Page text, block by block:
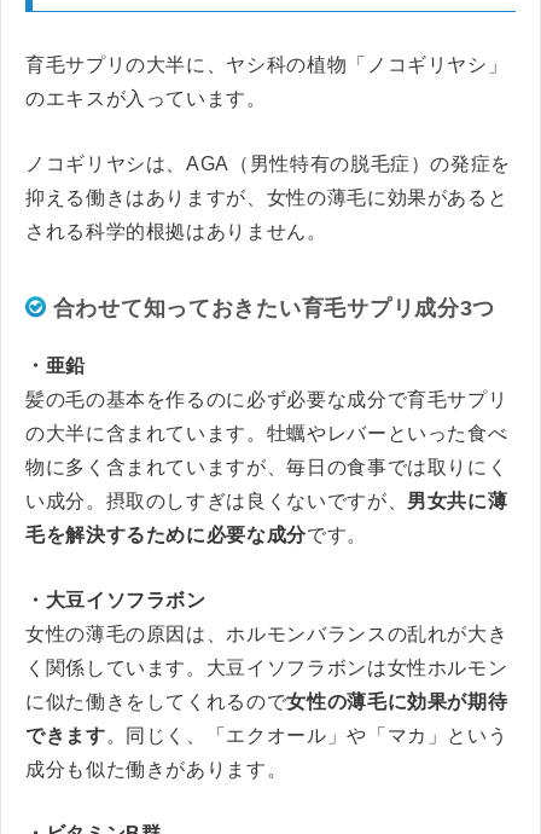
育毛サプリの大半に、ヤシ科の植物「ノコギリヤシ」
のエキスが入っています。
ノコギリヤシは、AGA（男性特有の脱毛症）の発症を
抑える働きはありますが、女性の薄毛に効果があると
される科学的根拠はありません。
合わせて知っておきたい育毛サプリ成分3つ
・亜鉛
髪の毛の基本を作るのに必ず必要な成分で育毛サプリ
の大半に含まれています。牡蠣やレバーといった食べ
物に多く含まれていますが、毎日の食事では取りにく
い成分。摂取のしすぎは良くないですが、 男女共に薄
毛を解決するために必要な成分です。
・大豆イソフラボン
女性の薄毛の原因は、ホルモンバランスの乱れが大き
く関係しています。大豆イソフラボンは女性ホルモン
に似た働きをしてくれるので女性の薄毛に効果が期待
できます。同じく、「エクオール」や「マカ」という
成分も似た働きがあります。